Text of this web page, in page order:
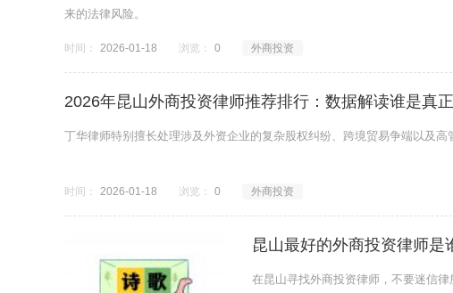
来的法律风险。
时间： 2026-01-18 浏览： 0 外商投资
2026年昆山外商投资律师推荐排行：数据解读谁是真
丁华律师特别擅长处理涉及外资企业的复杂股权纠纷、跨境贸易争端以及
时间： 2026-01-18 浏览： 0 外商投资
昆山最好的外商投资律师
在昆山寻找外商投资律师，不要迷信